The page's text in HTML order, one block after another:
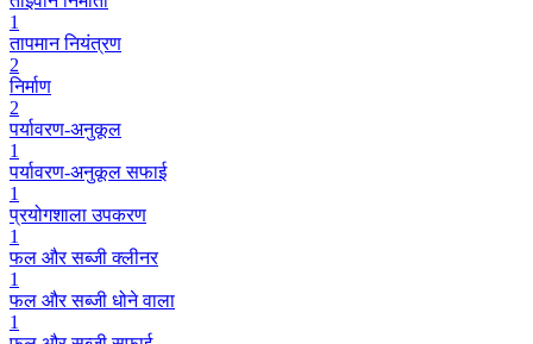
1
तापमान नियंत्रण
2
निर्माण
2
पर्यावरण-अनुकूल
1
पर्यावरण-अनुकूल सफाई
1
प्रयोगशाला उपकरण
1
फल और सब्जी क्लीनर
1
फल और सब्जी धोने वाला
1